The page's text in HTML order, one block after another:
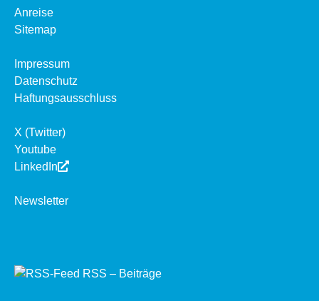
Anreise
Sitemap
Impressum
Datenschutz
Haftungsausschluss
X (Twitter)
Youtube
LinkedIn
Newsletter
RSS – Beiträge